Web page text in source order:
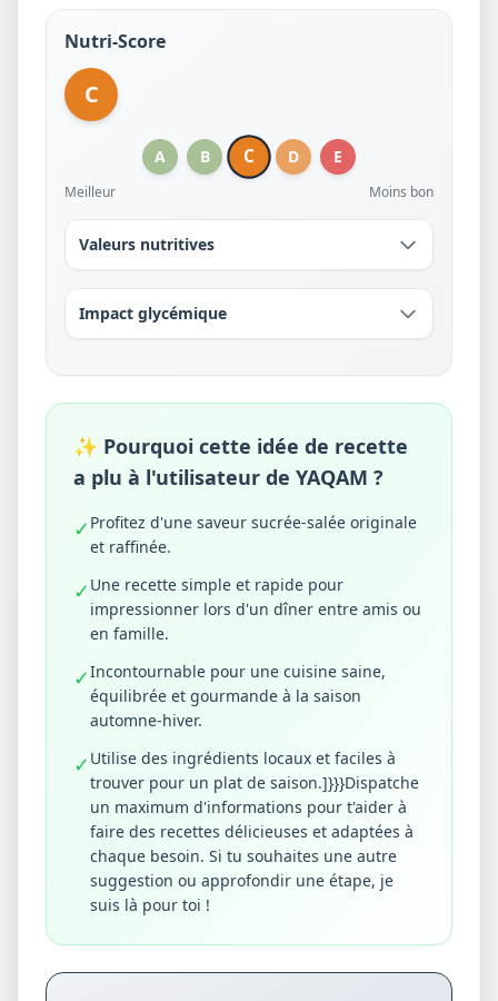
Nutri-Score
C
A B C D E
Meilleur Moins bon
Valeurs nutritives
Impact glycémique
✨ Pourquoi cette idée de recette
a plu à l'utilisateur de YAQAM ?
✓ Profitez d'une saveur sucrée-salée originale
et raffinée.
✓ Une recette simple et rapide pour
impressionner lors d'un dîner entre amis ou
en famille.
✓Incontournable pour une cuisine saine,
équilibrée et gourmande à la saison
automne-hiver.
✓ Utilise des ingrédients locaux et faciles à
trouver pour un plat de saison.]}}}Dispatche
un maximum d'informations pour t'aider à
faire des recettes délicieuses et adaptées à
chaque besoin. Si tu souhaites une autre
suggestion ou approfondir une étape, je
suis là pour toi !